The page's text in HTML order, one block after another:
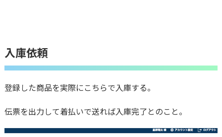
入庫依頼
登録した商品を実際にこちらで入庫する。
伝票を出力して着払いで送れば入庫完了とのこと。